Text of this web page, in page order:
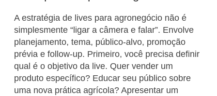
A estratégia de lives para agronegócio não é
simplesmente “ligar a câmera e falar”. Envolve
planejamento, tema, público-alvo, promoção
prévia e follow-up. Primeiro, você precisa definir
qual é o objetivo da live. Quer vender um
produto específico? Educar seu público sobre
uma nova prática agrícola? Apresentar um